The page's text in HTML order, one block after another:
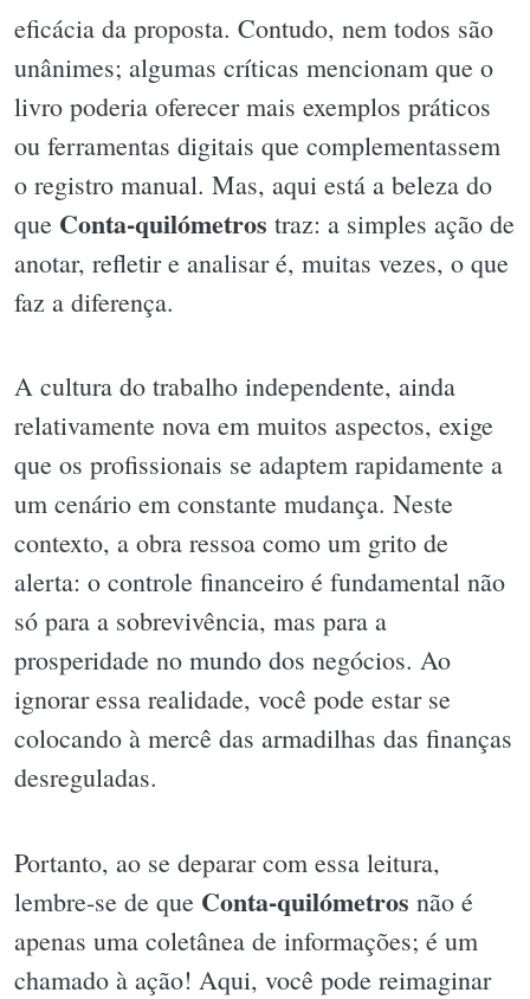
eficácia da proposta. Contudo, nem todos são
unânimes; algumas críticas mencionam que o
livro poderia oferecer mais exemplos práticos
ou ferramentas digitais que complementassem
o registro manual. Mas, aqui está a beleza do
que Conta-quilómetros traz: a simples ação de
anotar, refletir e analisar é, muitas vezes, o que
faz a diferença.
A cultura do trabalho independente, ainda
relativamente nova em muitos aspectos, exige
que os profissionais se adaptem rapidamente a
um cenário em constante mudança. Neste
contexto, a obra ressoa como um grito de
alerta: o controle financeiro é fundamental não
só para a sobrevivência, mas para a
prosperidade no mundo dos negócios. Ao
ignorar essa realidade, você pode estar se
colocando à mercê das armadilhas das finanças
desreguladas.
Portanto, ao se deparar com essa leitura,
lembre-se de que Conta-quilómetros não é
apenas uma coletânea de informações; é um
chamado à ação! Aqui, você pode reimaginar